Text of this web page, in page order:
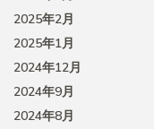
2025年2月
2025年1月
2024年12月
2024年9月
2024年8月